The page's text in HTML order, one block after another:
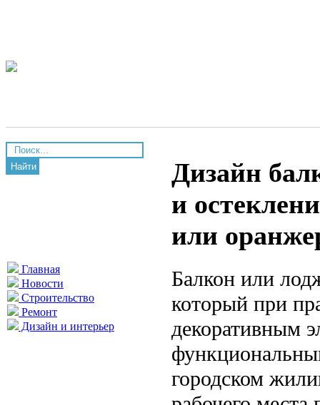
Найти
Главная
Новости
Строительство
Ремонт
Дизайн и интерьер
Дизайн
и
или
Балкон или
который при
декоративным
городском